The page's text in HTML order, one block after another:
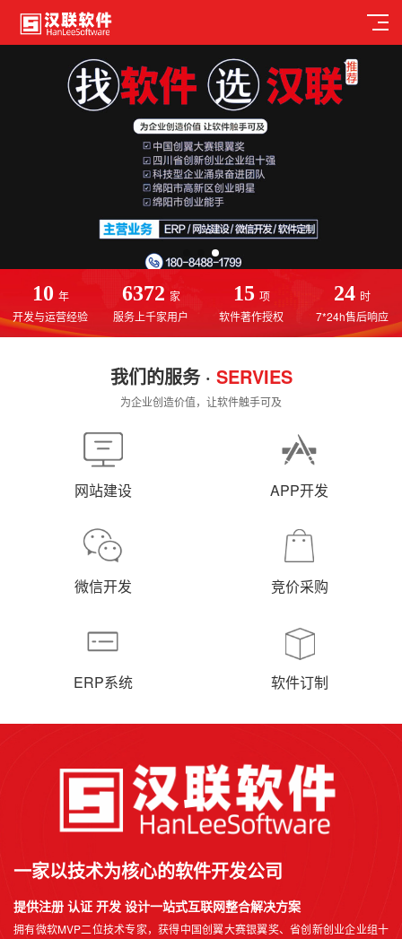
10 年
开发与运营经验
6372 家
服务上千家用户
15 项
软件著作授权
24 时
7*24h售后响应
我们的服务 · SERVIES
为企业创造价值，让软件触手可及
网站建设 APP开发
微信开发 竞价采购
ERP系统 软件订制
一家以技术为核心的软件开发公司
提供注册 认证 开发 设计一站式互联网整合解决方案
拥有微软MVP二位技术专家，获得中国创翼大赛银翼奖、省创新创业企业组十